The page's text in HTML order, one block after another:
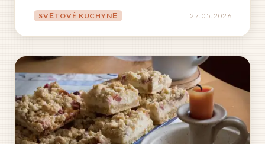
francouzských příloh sahá hluboko do středověku,
SVĚTOVÉ KUCHYNĚ 27. 05. 2026